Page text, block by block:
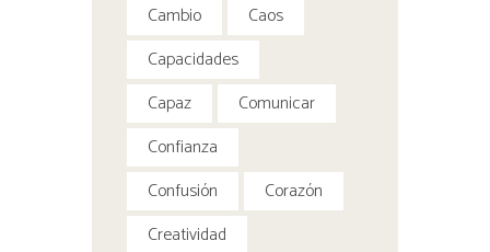
Cambio
Caos
Capacidades
Capaz
Comunicar
Confianza
Confusión
Corazón
Creatividad